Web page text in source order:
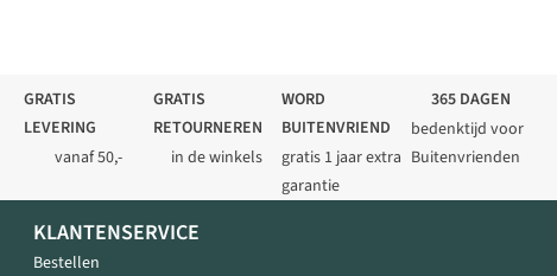
GRATIS
LEVERING
vanaf 50,-
GRATIS
RETOURNEREN
in de winkels
WORD
BUITENVRIEND
gratis 1 jaar extra
garantie
365 DAGEN
bedenktijd voor
Buitenvrienden
KLANTENSERVICE
Bestellen